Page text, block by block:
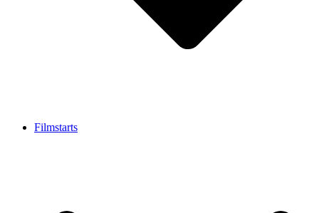
Filmstarts